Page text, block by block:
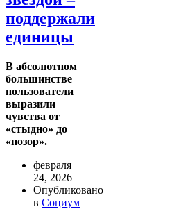
поддержали
единицы
В абсолютном
большинстве
пользователи
выразили
чувства от
«стыдно» до
«позор».
февраля
24, 2026
Опубликовано
в Социум